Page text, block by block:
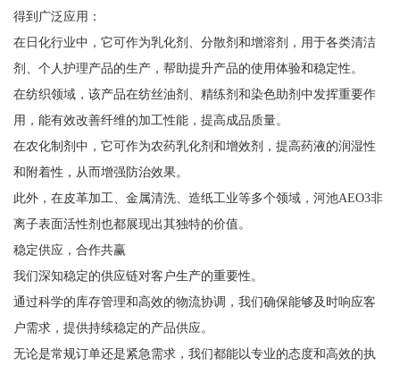
得到广泛应用：
在日化行业中，它可作为乳化剂、分散剂和增溶剂，用于各类清洁
剂、个人护理产品的生产，帮助提升产品的使用体验和稳定性。
在纺织领域，该产品在纺丝油剂、精练剂和染色助剂中发挥重要作
用，能有效改善纤维的加工性能，提高成品质量。
在农化制剂中，它可作为农药乳化剂和增效剂，提高药液的润湿性
和附着性，从而增强防治效果。
此外，在皮革加工、金属清洗、造纸工业等多个领域，河池AEO3非
离子表面活性剂也都展现出其独特的价值。
稳定供应，合作共赢
我们深知稳定的供应链对客户生产的重要性。
通过科学的库存管理和高效的物流协调，我们确保能够及时响应客
户需求，提供持续稳定的产品供应。
无论是常规订单还是紧急需求，我们都能以专业的态度和高效的执